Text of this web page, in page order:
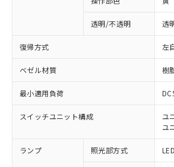
透明/不透明 透
復帰方式 左
ベゼル材質 樹
最小適用負荷
スイッチユニット構成
ユ
ユ
ランプ 照光部方式